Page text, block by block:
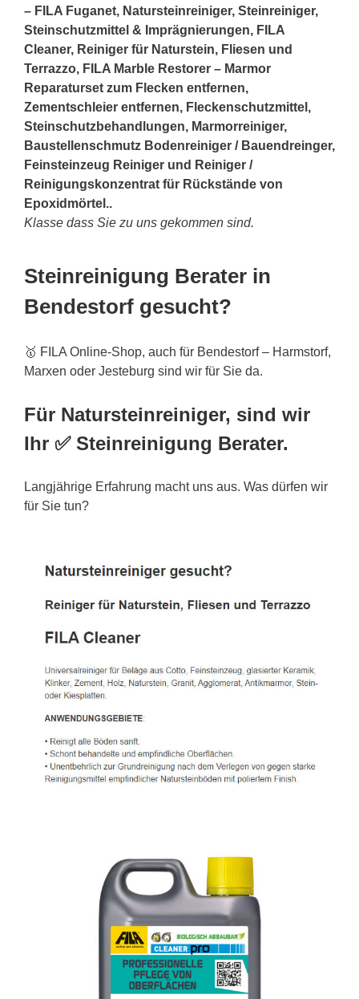
– FILA Fuganet, Natursteinreiniger, Steinreiniger,
Steinschutzmittel & Imprägnierungen, FILA
Cleaner, Reiniger für Naturstein, Fliesen und
Terrazzo, FILA Marble Restorer – Marmor
Reparaturset zum Flecken entfernen,
Zementschleier entfernen, Fleckenschutzmittel,
Steinschutzbehandlungen, Marmorreiniger,
Baustellenschmutz Bodenreiniger / Bauendreinger,
Feinsteinzeug Reiniger und Reiniger /
Reinigungskonzentrat für Rückstände von
Epoxidmörtel..
Klasse dass Sie zu uns gekommen sind.
Steinreinigung Berater in
Bendestorf gesucht?
🥇 FILA Online-Shop, auch für Bendestorf – Harmstorf,
Marxen oder Jesteburg sind wir für Sie da.
Für Natursteinreiniger, sind wir
Ihr ✅ Steinreinigung Berater.
Langjährige Erfahrung macht uns aus. Was dürfen wir
für Sie tun?